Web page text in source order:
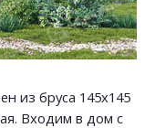
из бруса 145х145
Входим в дом с